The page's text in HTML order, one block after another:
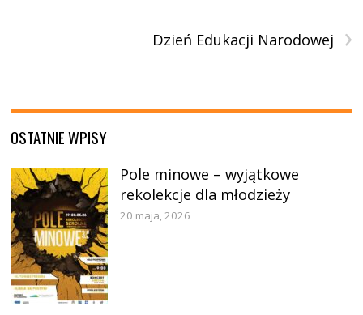
›
Dzień Edukacji Narodowej
OSTATNIE WPISY
Pole minowe – wyjątkowe
rekolekcje dla młodzieży
20 maja, 2026